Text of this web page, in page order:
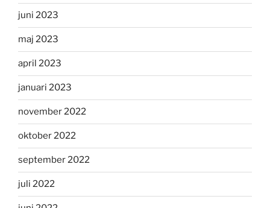
juni 2023
maj 2023
april 2023
januari 2023
november 2022
oktober 2022
september 2022
juli 2022